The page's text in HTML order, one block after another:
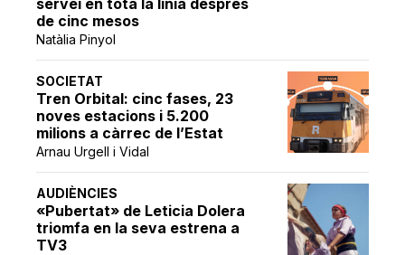
servei en tota la línia després
de cinc mesos
Natàlia Pinyol
SOCIETAT
Tren Orbital: cinc fases, 23
noves estacions i 5.200
milions a càrrec de l’Estat
Arnau Urgell i Vidal
AUDIÈNCIES
«Pubertat» de Leticia Dolera
triomfa en la seva estrena a
TV3